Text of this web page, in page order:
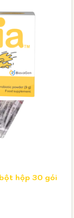
hộp 30 gói